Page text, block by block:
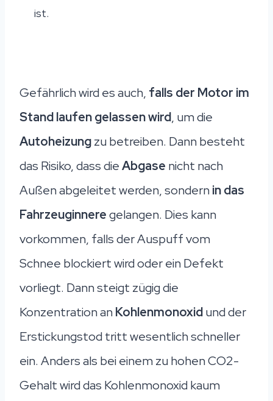
ist.
Gefährlich wird es auch, falls der Motor im
Stand laufen gelassen wird, um die
Autoheizungzu betreiben. Dann besteht
das Risiko, dass dieAbgase nicht nach
Außen abgeleitet werden, sondernin das
Fahrzeuginneregelangen. Dies kann
vorkommen, falls der Auspuff vom
Schnee blockiert wird oder ein Defekt
vorliegt. Dann steigt zügig die
Konzentration anKohlenmonoxidund der
Erstickungstod tritt wesentlich schneller
ein. Anders als bei einem zu hohen CO2-
Gehalt wird das Kohlenmonoxid kaum